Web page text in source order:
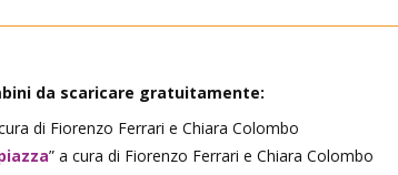
da scaricare gratuitamente:
di Fiorenzo Ferrari e Chiara Colombo
” a cura di Fiorenzo Ferrari e Chiara Colombo